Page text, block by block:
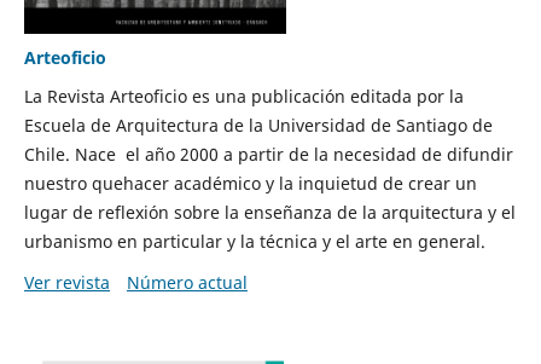
Arteoficio
La Revista Arteoficio es una publicación editada por la
Escuela de Arquitectura de la Universidad de Santiago de
Chile. Nace el año 2000 a partir de la necesidad de difundir
nuestro quehacer académico y la inquietud de crear un
lugar de reflexión sobre la enseñanza de la arquitectura y el
urbanismo en particular y la técnica y el arte en general.
Ver revista
Número actual